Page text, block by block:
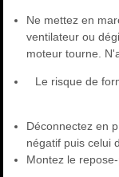
Ne mettez en
ventilateur ou
moteur tourne.
Le risque de
Déconnectez en
négatif puis celui
Montez le repose-